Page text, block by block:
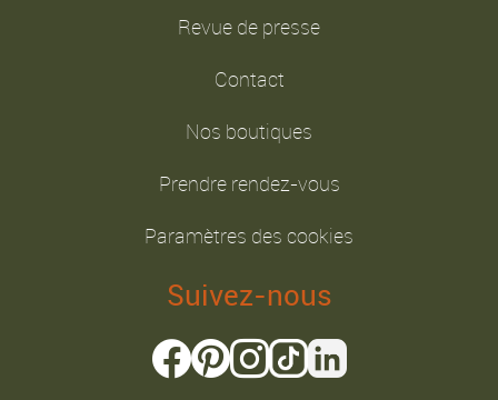
Revue de presse
Contact
Nos boutiques
Prendre rendez-vous
Paramètres des cookies
Suivez-nous